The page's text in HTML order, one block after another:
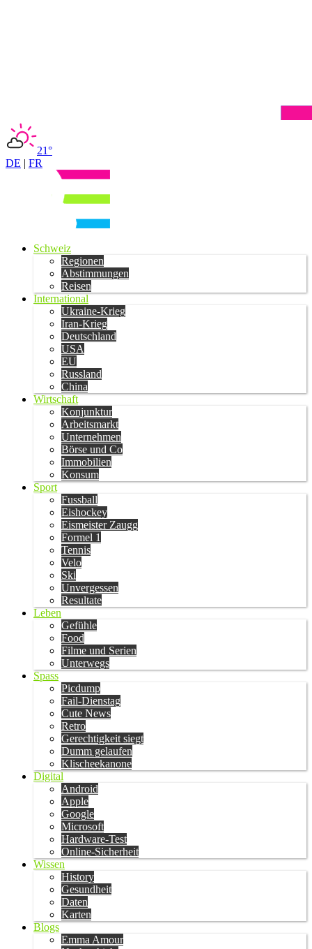
21°
DE | FR
Schweiz
Regionen
Abstimmungen
Reisen
International
Ukraine-Krieg
Iran-Krieg
Deutschland
USA
EU
Russland
China
Wirtschaft
Konjunktur
Arbeitsmarkt
Unternehmen
Börse und Co
Immobilien
Konsum
Sport
Fussball
Eishockey
Eismeister Zaugg
Formel 1
Tennis
Velo
Ski
Unvergessen
Resultate
Leben
Gefühle
Food
Filme und Serien
Unterwegs
Spass
Picdump
Fail-Dienstag
Cute News
Retro
Gerechtigkeit siegt
Dumm gelaufen
Klischeekanone
Digital
Android
Apple
Google
Microsoft
Hardware-Test
Online-Sicherheit
Wissen
History
Gesundheit
Daten
Karten
Blogs
Emma Amour